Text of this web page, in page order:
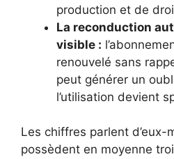
production et de
La reconduction
visible :
renouvelé sans
peut générer un
l’utilisation devient
Les chiffres parlent d’eux-
possèdent en moyenne